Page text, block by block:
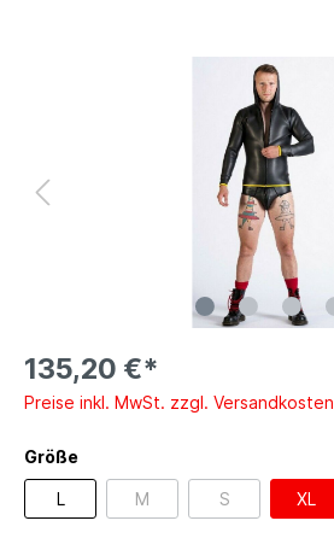
135,20 €*
Preise inkl. MwSt. zzgl. Versandkosten
Größe
L M S XL